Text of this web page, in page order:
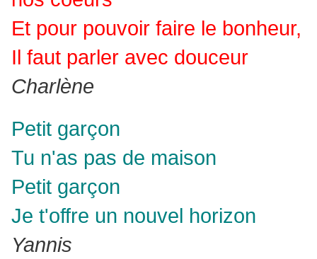
Et pour pouvoir faire le bonheur,
Il faut parler avec douceur
Charlène
Petit garçon
Tu n'as pas de maison
Petit garçon
Je t'offre un nouvel horizon
Yannis